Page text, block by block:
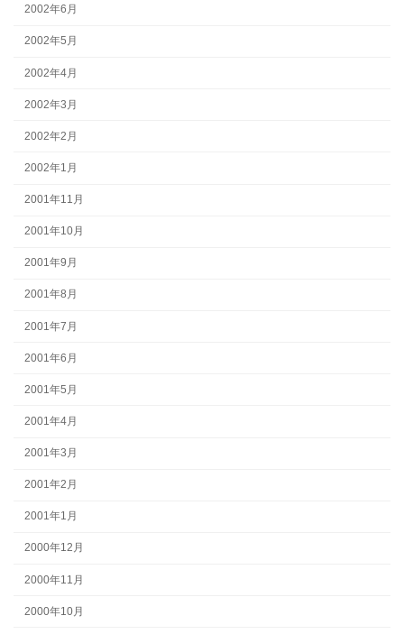
2002年6月
2002年5月
2002年4月
2002年3月
2002年2月
2002年1月
2001年11月
2001年10月
2001年9月
2001年8月
2001年7月
2001年6月
2001年5月
2001年4月
2001年3月
2001年2月
2001年1月
2000年12月
2000年11月
2000年10月